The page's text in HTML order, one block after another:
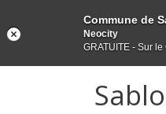
Commune de
Neocity
GRATUITE - Sur